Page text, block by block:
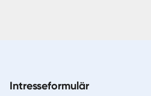
Intresseformulär